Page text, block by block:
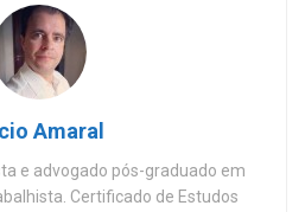
Amaral
e advogado pós-graduado em
Certificado de Estudos